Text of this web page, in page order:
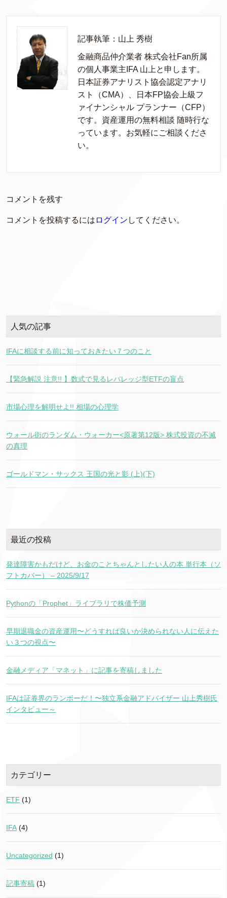
記事執筆：山上 秀樹
金融商品仲介業者 株式会社Fan所属
の個人事業主IFA 山上と申します。
日本証券アナリスト協会認定アナリ
スト（CMA）、日本FP協会上級フ
ァイナンシャル プランナー（CFP）
です。資産運用の無料相談 随時行な
っています。お気軽にご相談くださ
い。
コメントを残す
コメントを投稿するには ログイン してください。
人気の記事
IFAに相談する前に知っておきたい７つのこと
【緊急解説 注意!! 】数式で見るレバレッジ型ETFの盲点
市場心理を解明せよ!! 相場の心理学
ウォール街のランダム・ウォーカー<原著第12版> 株式投資の不滅
の真理
ゴールドマン・サックス 王国の光と影 (上)(下)
最近の投稿
発達障害かもだけど、お金のことちゃんとしたい人の本 単行本（ソ
フトカバー） – 2025/9/17
Pythonの「Prophet」ライブラリで株価予測
早期退職金の資産運用〜どうすれば良いか決められない人に伝えた
い３つの視点〜
金融メディア「マネット」に記事を寄稿しました
IFAは証券界のランボーだ！〜独立系金融アドバイザー 山上秀樹氏
インタビュー～
カテゴリー
ETF (1)
IFA (4)
Uncategorized (1)
記事寄稿 (1)